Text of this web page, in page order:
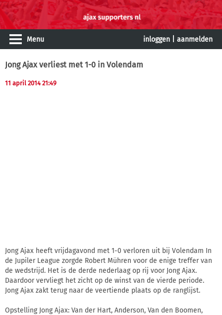
Menu inloggen aanmelden
Jong Ajax verliest met 1-0 in Volendam
11 april 2014 21:49
Jong Ajax heeft vrijdagavond met 1-0 verloren uit bij Volendam In
de Jupiler League zorgde Robert Mühren voor de enige treffer van
de wedstrijd. Het is de derde nederlaag op rij voor Jong Ajax.
Daardoor vervliegt het zicht op de winst van de vierde periode.
Jong Ajax zakt terug naar de veertiende plaats op de ranglijst.
Opstelling Jong Ajax: Van der Hart, Anderson, Van den Boomen,